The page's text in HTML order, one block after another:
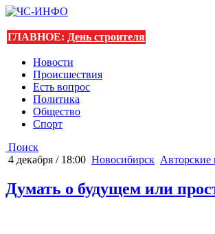
ГЛАВНОЕ: День строителя
Новости
Происшествия
Есть вопрос
Политика
Общество
Спорт
Поиск
4 декабря / 18:00 Новосибирск Авторские
Думать о будущем или